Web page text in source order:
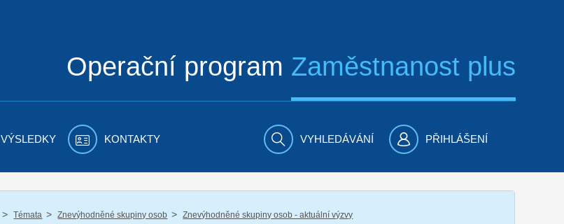
Operační program Zaměstnanost plus
VÝSLEDKY KONTAKTY VYHLEDÁVÁNÍ PŘIHLÁŠENÍ
/ Témata / Znevýhodněné skupiny osob / Znevýhodněné skupiny osob - aktuální výzvy